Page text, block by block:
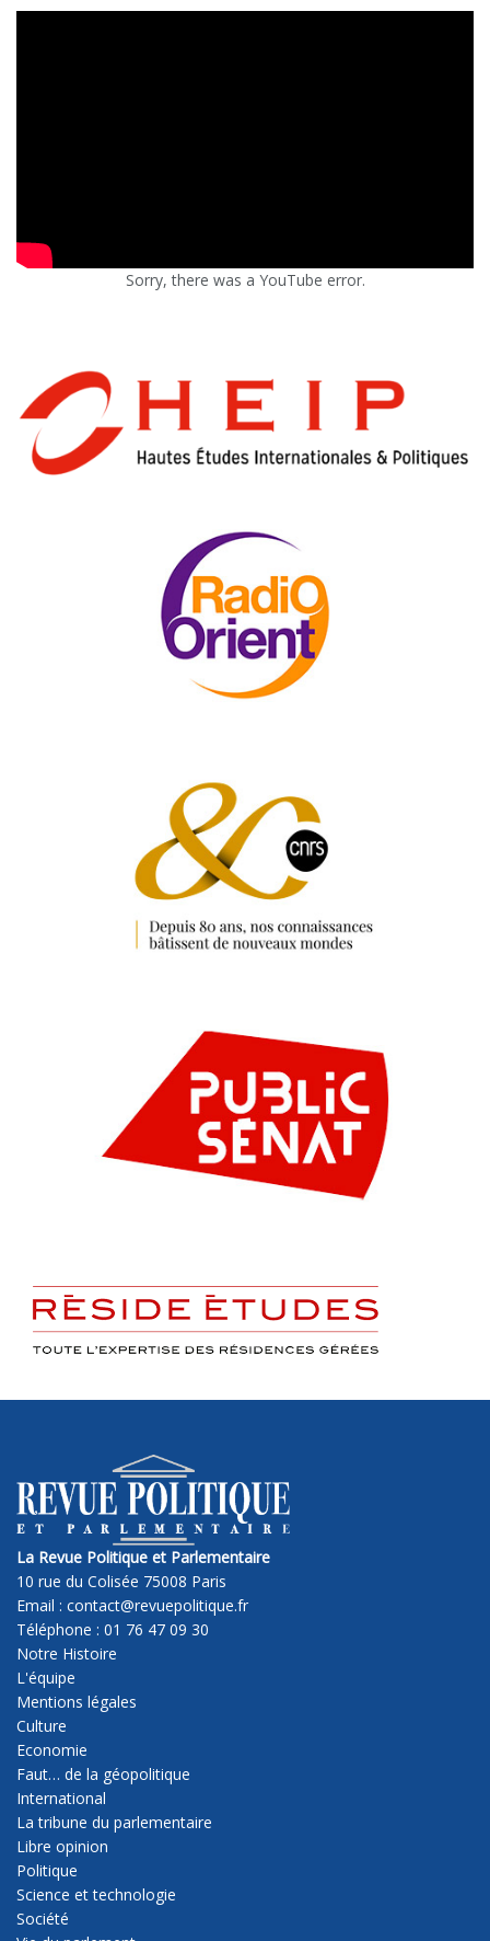
Sorry, there was a YouTube error.
La Revue Politique et Parlementaire
10 rue du Colisée 75008 Paris
Email : contact@revuepolitique.fr
Téléphone : 01 76 47 09 30
Notre Histoire
L'équipe
Mentions légales
Culture
Economie
Faut… de la géopolitique
International
La tribune du parlementaire
Libre opinion
Politique
Science et technologie
Société